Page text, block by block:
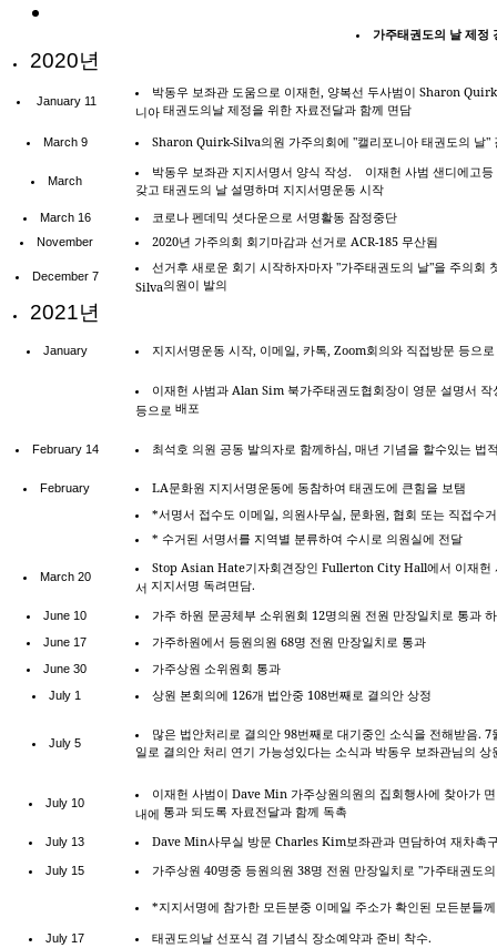
가주태권도의 날 제정
2020년
January 11
박동우 보좌관 도움으로 이재헌, 양복선 두사범이 Sharon
니아 태권도의날 제정을 위한 자료전달과 함께 면담
March 9 Sharon Quirk-Silva의원 가주의회에 "캘리포니아 태권도의 날"
March
박동우 보좌관 지지서명서 양식 작성. 이재헌 사범 샌디에고등
갖고 태권도의 날 설명하며 지지서명운동 시작
March 16 코로나 펜데믹 셧다운으로 서명활동 잠정중단
November 2020년 가주의회 회기마감과 선거로 ACR-185 무산됨
December 7
선거후 새로운 회기 시작하자마자"가주태권도의 날"을 주의회
Silva의원이 발의
2021년
January 지지서명운동 시작, 이메일, 카톡, Zoom회의와 직접방문 등으로
이재헌 사범과Alan Sim 북가주태권도협회장이 영문 설명서 작
등으로 배포
February 14 최석호 의원 공동 발의자로 함께하심, 매년 기념을 할수있는 법
February LA문화원 지지서명운동에 동참하여 태권도에 큰힘을 보탬
*서명서 접수도 이메일, 의원사무실, 문화원, 협회 또는 직접수
* 수거된 서명서를 지역별 분류하여 수시로 의원실에 전달
March 20
Stop Asian Hate기자회견장인 Fullerton City Hall에서 이재헌
서 지지서명 독려면담.
June 10 가주 하원 문공체부 소위원회 12명의원 전원 만장일치로 통과
June 17 가주하원에서 등원의원 68명 전원 만장일치로 통과
June 30 가주상원 소위원회 통과
July 1 상원 본회의에 126개 법안중108번째로 결의안 상정
July 5
많은 법안처리로 결의안98번째로 대기중인 소식을 전해받음. 7
일로 결의안 처리 연기 가능성있다는 소식과 박동우 보좌관님의 상
July 10
이재헌 사범이 Dave Min 가주상원의원의 집회행사에 찾아가
내에 통과 되도록 자료전달과 함께 독촉
July 13 Dave Min사무실 방문 Charles Kim보좌관과 면담하여 재차촉
July 15 가주상원 40명중 등원의원 38명 전원 만장일치로 "가주태권도의
*지지서명에 참가한 모든분중 이메일 주소가 확인된 모든분들께
July 17 태권도의날 선포식 겸 기념식 장소예약과 준비 착수.